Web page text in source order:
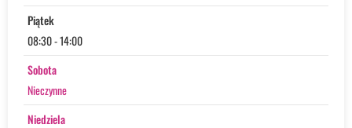
Piątek
08:30 - 14:00
Sobota
Nieczynne
Niedziela